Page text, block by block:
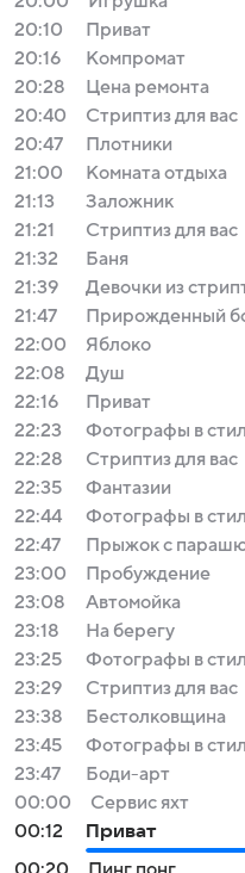
20:10
Приват
20:16
Компромат
20:28
Цена ремонта
20:40
Стриптиз для вас
20:47
Плотники
21:00
Комната отдыха
21:13
Заложник
21:21
Стриптиз для вас
21:32
Баня
21:39
Девочки из
21:47
Прирожденный
22:00
Яблоко
22:08
Душ
22:16
Приват
22:23
Фотографы в
22:28
Стриптиз для вас
22:35
Фантазии
22:44
Фотографы в
22:47
Прыжок с
23:00
Пробуждение
23:08
Автомойка
23:18
На берегу
23:25
Фотографы в
23:29
Стриптиз для вас
23:38
Бестолковщина
23:45
Фотографы в
23:47
Боди-арт
00:00
Сервис яхт
00:12
Приват